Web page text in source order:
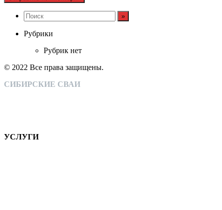
Рубрики
Рубрик нет
© 2022 Все права защищены.
СИБИРСКИЕ СВАИ
УСЛУГИ